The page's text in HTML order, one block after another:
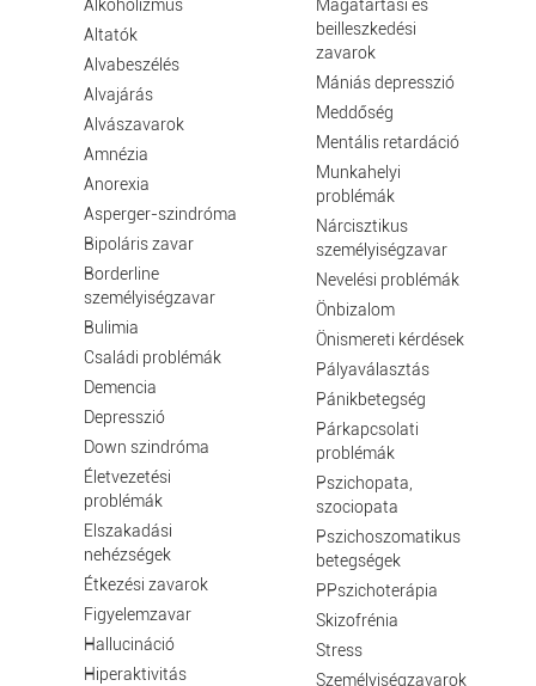
Alkoholizmus
Altatók
Alvabeszélés
Alvajárás
Alvászavarok
Amnézia
Anorexia
Asperger-szindróma
Bipoláris zavar
Borderline
személyiségzavar
Bulimia
Családi problémák
Demencia
Depresszió
Down szindróma
Életvezetési
problémák
Elszakadási
nehézségek
Étkezési zavarok
Figyelemzavar
Hallucináció
Hiperaktivitás
Magatartási és
beilleszkedési
zavarok
Mániás depresszió
Meddőség
Mentális retardáció
Munkahelyi
problémák
Nárcisztikus
személyiségzavar
Nevelési problémák
Önbizalom
Önismereti kérdések
Pályaválasztás
Pánikbetegség
Párkapcsolati
problémák
Pszichopata,
szociopata
Pszichoszomatikus
betegségek
PPszichoterápia
Skizofrénia
Stress
Személyiségzavarok